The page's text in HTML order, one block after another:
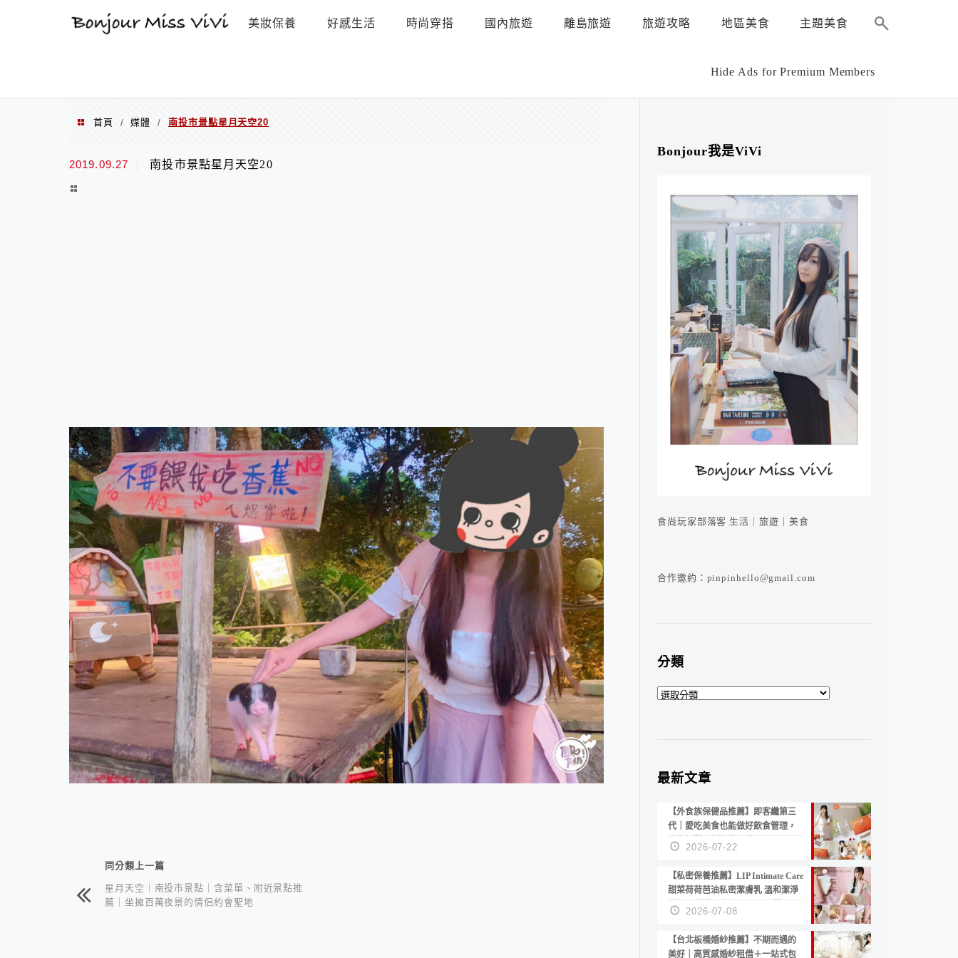
美妝保養 好感生活 時尚穿搭 國內旅遊 離島旅遊 旅遊攻略 地區美食 主題美食
Hide Ads for Premium Members
首頁 / 媒體 / 南投市景點星月天空20
2019.09.27 南投市景點星月天空20
相連文章同分類上一篇
星月天空｜南投市景點｜含菜單、附近景點推
薦｜坐擁百萬夜景的情侶約會聖地
Bonjour我是ViVi
食尚玩家部落客 生活｜旅遊｜美食
合作邀約：pinpinhello@gmail.com
分類
分
最新文章
【外食族保健品推薦】即客纖第三
代｜愛吃美食也能做好飲食管理，
陪你輕鬆面對聚餐日常！
2026-07-22
【私密保養推薦】LIP Intimate Care
甜菜荷荷芭油私密潔膚乳 溫和潔淨
洗後不乾澀 不起泡反而更舒服！
2026-07-08
【台北板橋婚紗推薦】不期而遇的
美好｜高質感婚紗租借＋一站式包